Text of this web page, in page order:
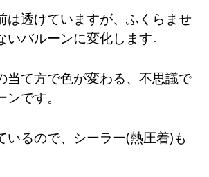
は透けていますが、ふくらませ
いバルーンに変化します。
当て方で色が変わる、不思議で
です。
いるので、シーラー(熱圧着)も